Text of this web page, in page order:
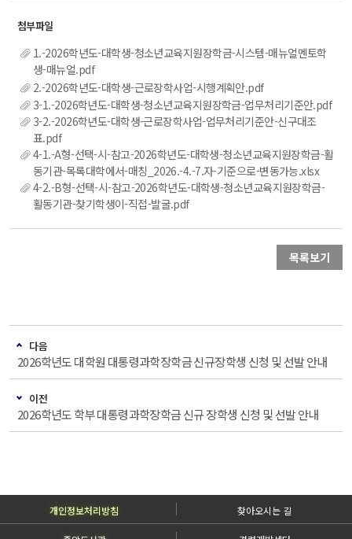
1.-2026학년도-대학생-청소년교육지원장학금-시스템-매뉴얼멘토학
생-매뉴얼.pdf
2.-2026학년도-대학생-근로장학사업-시행계획안.pdf
3-1.-2026학년도-대학생-청소년교육지원장학금-업무처리기준안.pdf
3-2.-2026학년도-대학생-근로장학사업-업무처리기준안-신구대조
표.pdf
4-1.-A형-선택-시-참고-2026학년도-대학생-청소년교육지원장학금-활
동기관-목록대학에서-매칭_2026.-4.-7.자-기준으로-변동가능.xlsx
4-2.-B형-선택-시-참고-2026학년도-대학생-청소년교육지원장학금-
활동기관-찾기학생이-직접-발굴.pdf
목록보기
다음
2026학년도 대학원 대통령과학장학금 신규장학생 신청 및 선발 안내
이전
2026학년도 학부 대통령과학장학금 신규 장학생 신청 및 선발 안내
개인정보처리방침 찾아오시는 길